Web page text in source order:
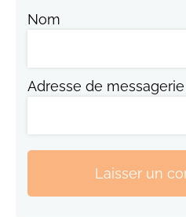
Nom
Adresse de messagerie
Laisser un